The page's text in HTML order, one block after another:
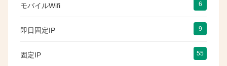
モバイルWifi 6
即日固定IP 9
固定IP 55